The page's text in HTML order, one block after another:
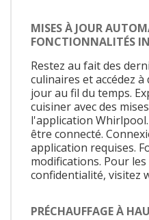
MISES À JOUR
FONCTIONNALITÉS
Restez au fait des
culinaires et accédez
jour au fil du temps.
cuisiner avec des
l'application
être connecté.
application requises.
modifications. Pour
confidentialité, visitez
PRÉCHAUFFAGE À